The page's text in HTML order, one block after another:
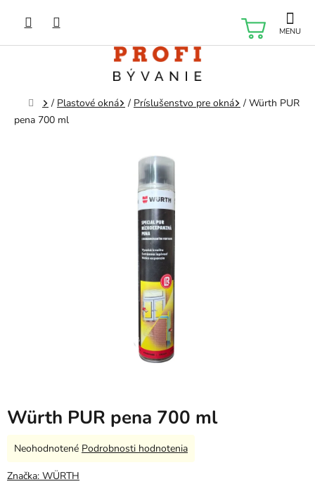
obsah
Domov
/ Plastové okná / Príslušenstvo pre okná / Würth PUR
pena 700 ml
Würth PUR pena 700 ml
Priemerné
produktu
Neohodnotené Podrobnosti hodnotenia
Značka: WÜRTH